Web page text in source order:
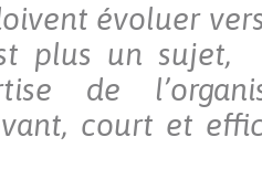
évoluer
plus un sujet,
de
court et